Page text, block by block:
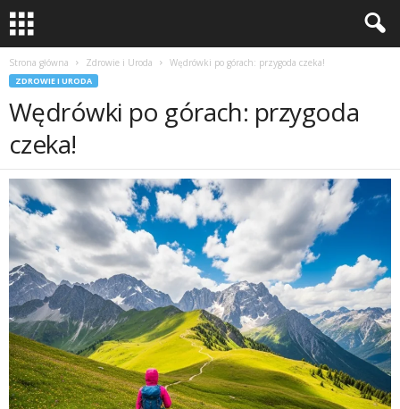
Strona główna Zdrowie i Uroda Wędrówki po górach: przygoda czeka!
ZDROWIE I URODA
Wędrówki po górach: przygoda
czeka!